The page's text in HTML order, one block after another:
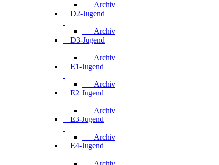
Archiv
D2-Jugend
Archiv
D3-Jugend
Archiv
E1-Jugend
Archiv
E2-Jugend
Archiv
E3-Jugend
Archiv
E4-Jugend